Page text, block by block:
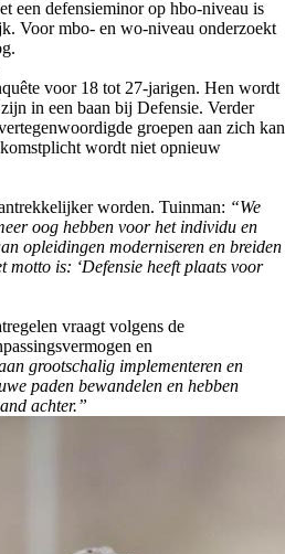
een defensieminor op hbo-niveau is
Voor mbo- en wo-niveau onderzoekt
voor 18 tot 27-jarigen. Hen wordt
in een baan bij Defensie. Verder
groepen aan zich kan
wordt niet opnieuw
worden. Tuinman: “We
oog hebben voor het individu en
opleidingen moderniseren en breiden
is: ‘Defensie heeft plaats voor
vraagt volgens de
en
grootschalig implementeren en
paden bewandelen en hebben
achter.”